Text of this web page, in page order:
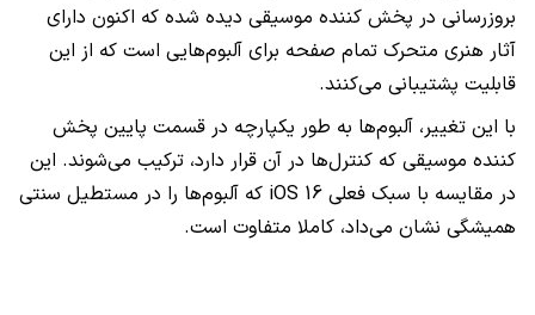
بروزرسانی در پخش کننده موسیقی دیده شده که اکنون دارای
آثار هنری متحرک تمام صفحه برای آلبوم‌هایی است که از این
قابلیت پشتیبانی می‌کنند.
با این تغییر، آلبوم‌ها به طور یکپارچه در قسمت پایین پخش
کننده موسیقی که کنترل‌ها در آن قرار دارد، ترکیب می‌شوند. این
در مقایسه با سبک فعلی iOS 16 که آلبوم‌ها را در مستطیل سنتی
همیشگی نشان می‌داد، کاملا متفاوت است.